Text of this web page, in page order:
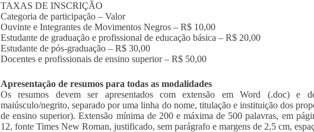
TAXAS DE INSCRIÇÃO
Categoria de participação – Valor
Ouvinte e Integrantes de Movimentos Negros – R$ 10,00
Estudante de graduação e profissional de educação básica – R$ 20,00
Estudante de pós-graduação – R$ 30,00
Docentes e profissionais de ensino superior – R$ 50,00
Apresentação de resumos para todas as modalidades
Os resumos devem ser apresentados com extensão em Word (.doc) e
maiúsculo/negrito, separado por uma linha do nome, titulação e instituição dos
de ensino superior). Extensão mínima de 200 e máxima de 500 palavras, em
12, fonte Times New Roman, justificado, sem parágrafo e margens de 2,5 cm,